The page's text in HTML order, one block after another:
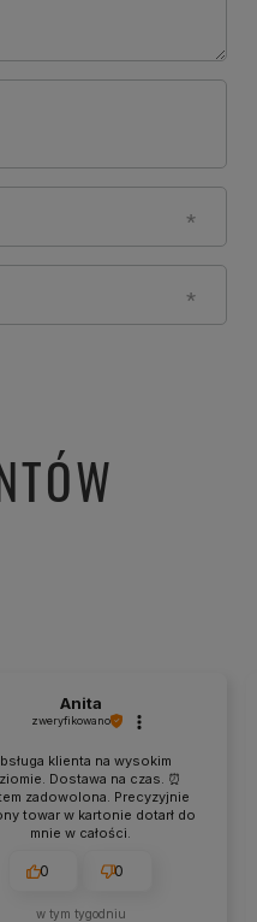
Anita
zweryfikowano
klienta na wysokim
Dostawa na czas. ⏰
zadowolona. Precyzyjnie
towar w kartonie dotarł do
mnie w całości.
0 0
w tym tygodniu